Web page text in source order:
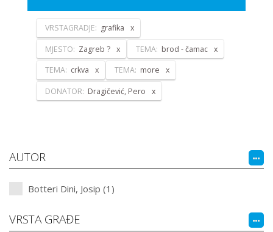
VRSTAGRADJE: grafika
MJESTO: Zagreb ? TEMA: brod - čamac
TEMA: crkva TEMA: more
DONATOR: Dragičević, Pero
AUTOR
Botteri Dini, Josip (1)
VRSTA GRAĐE